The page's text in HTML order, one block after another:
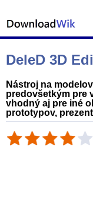
DeleD 3D
Nástroj na
predovšetkým pre
vhodný aj pre iné
prototypov,